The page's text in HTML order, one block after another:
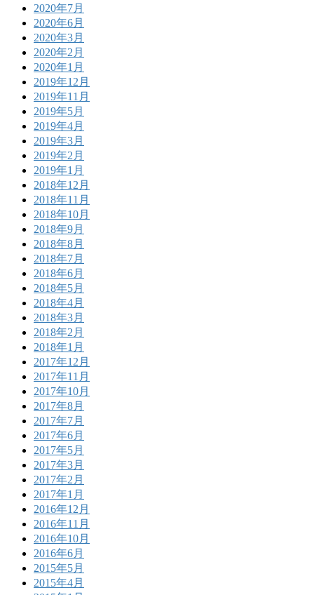
2020年7月
2020年6月
2020年3月
2020年2月
2020年1月
2019年12月
2019年11月
2019年5月
2019年4月
2019年3月
2019年2月
2019年1月
2018年12月
2018年11月
2018年10月
2018年9月
2018年8月
2018年7月
2018年6月
2018年5月
2018年4月
2018年3月
2018年2月
2018年1月
2017年12月
2017年11月
2017年10月
2017年8月
2017年7月
2017年6月
2017年5月
2017年3月
2017年2月
2017年1月
2016年12月
2016年11月
2016年10月
2016年6月
2015年5月
2015年4月